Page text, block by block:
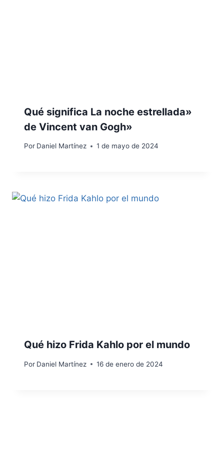
Qué significa La noche estrellada»
de Vincent van Gogh»
Por Daniel Martínez 1 de mayo de 2024
Qué hizo Frida Kahlo por el mundo
Por Daniel Martínez 16 de enero de 2024